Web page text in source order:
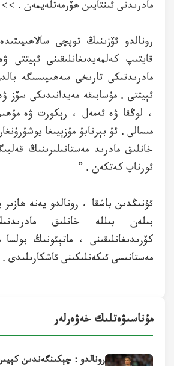
مادرىدنى ئىنتايىن ھۆرمەتلەيمەن . >>
رونالدو ئۆزىنىڭ توپچى
قايتىپ كەلمەيدىغانلىقىنى ئېيتتى
مادرىدتىكى تارىخى سەھىپىسىگە
ئېيتتى . مۇسابىقە مەيدانىدىكى سۆز ۋە
، لوڭقا ۋە ئەمەل ، رېكورت ۋە
مىسالى . ئۇ بېرنابۇ مۇزېيىغا
خانلىق مادرىد مەستانىلىرىنىڭ
ئورناپ كەتكەن . ”
ئۇنىڭدىن باشقا ، رونالدو يەنە ھازىر
بىلەن بىللە خانلىق
كۆرىدىغانلىقىنى ، ماتېئونىڭ
مەستانىسى ئىكەنلىكىنى ئاشكارىلىدى .
مۇناسىۋەتلىك خەۋەرلەر
رونالدو : چېكىنگەندىن